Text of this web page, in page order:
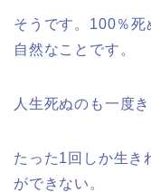
そうです。100％死
自然なことです。
人生死ぬのも一度き
たった1回しか生き
ができない。